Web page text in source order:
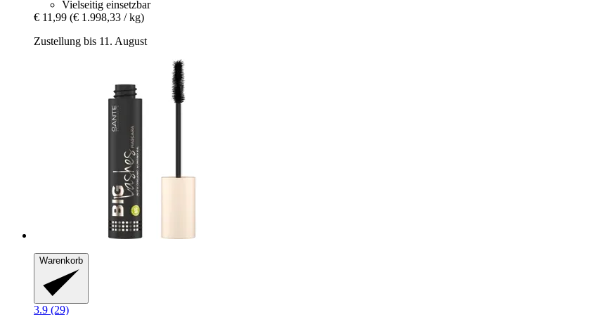
Vielseitig einsetzbar
€ 11,99 (€ 1.998,33 / kg)
Zustellung bis 11. August
Warenkorb
3.9 (29)